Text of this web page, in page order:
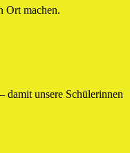
Ort machen.
damit unsere Schülerinnen